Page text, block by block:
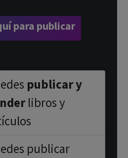
para publicar
publicar y
libros y
publicar